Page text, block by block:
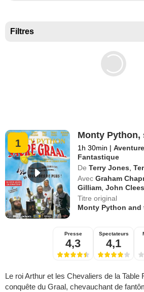
Filtres
1
Monty Python,
1h 30min | Aventure
Fantastique
De Terry Jones ,
Avec Graham
Gilliam ,John
Titre original
Monty Python and
Presse
4,3
Spectateurs
4,1
Le roi Arthur et les Chevaliers de la Table
conquête du Graal, chevauchant de